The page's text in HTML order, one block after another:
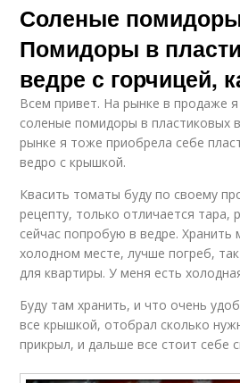
Соленые
Помидоры в
ведре с горчицей,
Всем привет. На рынке в продаже
соленые помидоры в пластиковых
рынке я тоже приобрела себе
ведро с крышкой.
Квасить томаты буду по своему
рецепту, только отличается тара,
сейчас попробую в ведре.
холодном месте, лучше погреб,
для квартиры. У меня есть
Буду там хранить, и что очень
все крышкой, отобрал сколько
прикрыл, и дальше все стоит себе